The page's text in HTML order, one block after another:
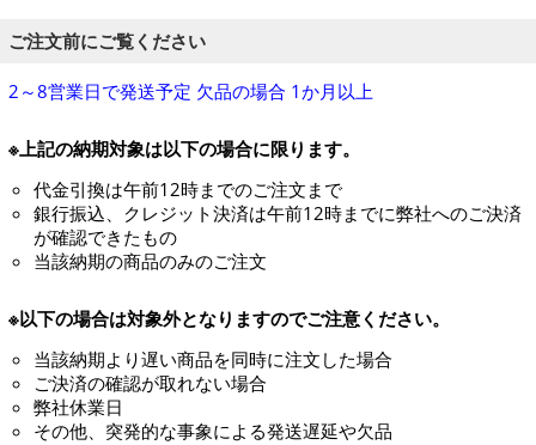
ご注文前にご覧ください
2～8営業日で発送予定 欠品の場合 1か月以上
※上記の納期対象は以下の場合に限ります。
代金引換は午前12時までのご注文まで
銀行振込、クレジット決済は午前12時までに弊社へのご決済
が確認できたもの
当該納期の商品のみのご注文
※以下の場合は対象外となりますのでご注意ください。
当該納期より遅い商品を同時に注文した場合
ご決済の確認が取れない場合
弊社休業日
その他、突発的な事象による発送遅延や欠品